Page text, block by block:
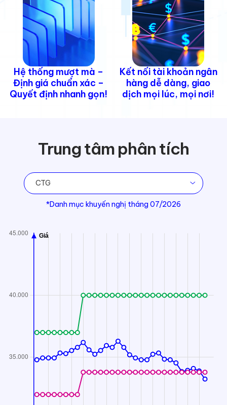
Hệ thống mượt mà –
Định giá chuẩn xác –
Quyết định nhanh gọn!
Kết nối tài khoản ngân
hàng dễ dàng, giao
dịch mọi lúc, mọi nơi!
Trung tâm phân tích
CTG
*Danh mục khuyến nghị tháng 07/2026